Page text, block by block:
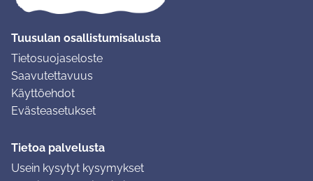
Tuusulan osallistumisalusta
Tietosuojaseloste
Saavutettavuus
Käyttöehdot
Evästeasetukset
Tietoa palvelusta
Usein kysytyt kysymykset